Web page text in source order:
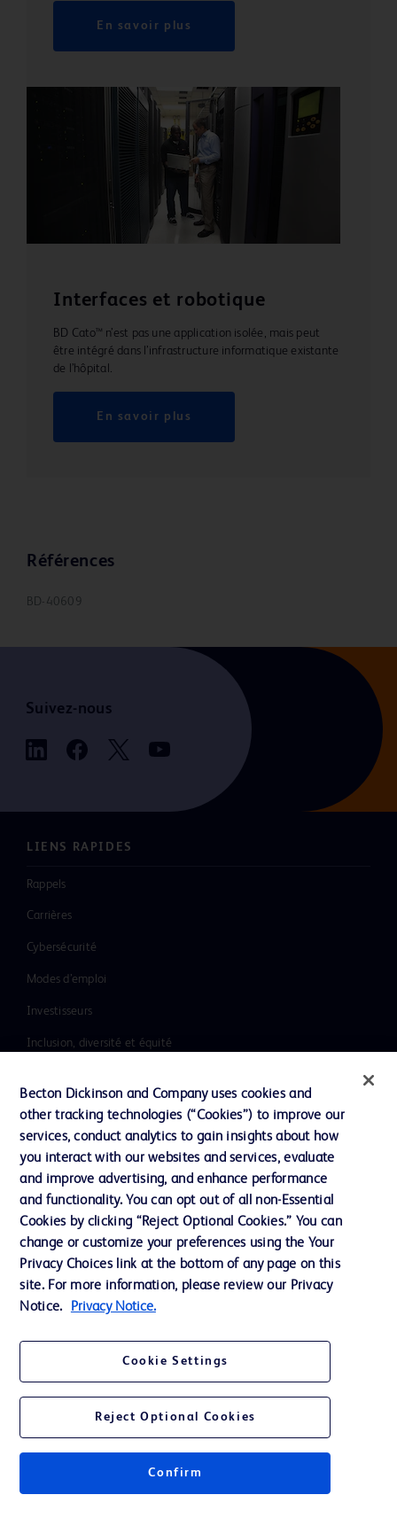
En savoir plus
Interfaces et robotique
BD Cato™ n’est pas une application isolée, mais peut
être intégré dans l’infrastructure informatique existante
de l’hôpital.
En savoir plus
Références
BD-40609
Suivez-nous
LIENS RAPIDES
Rappels
Carrières
Cybersécurité
Modes d’emploi
Investisseurs
Inclusion, diversité et équité
Actualités, médias et blogs
Notre entreprise
Ethique et conformité
Nous contacter
Paramètres des cookies
Charte de Protection des Données Personnelles
© 2026 BD. Tous droits réservés. BD et le logo BD sont des marques
Becton Dickinson and Company uses cookies and
other tracking technologies (“Cookies”) to improve our
services, conduct analytics to gain insights about how
you interact with our websites and services, evaluate
and improve advertising, and enhance performance
and functionality. You can opt out of all non-Essential
Cookies by clicking “Reject Optional Cookies.” You can
change or customize your preferences using the Your
Privacy Choices link at the bottom of any page on this
site. For more information, please review our Privacy
Notice.
Privacy Notice.
Cookie Settings
Reject Optional Cookies
Confirm